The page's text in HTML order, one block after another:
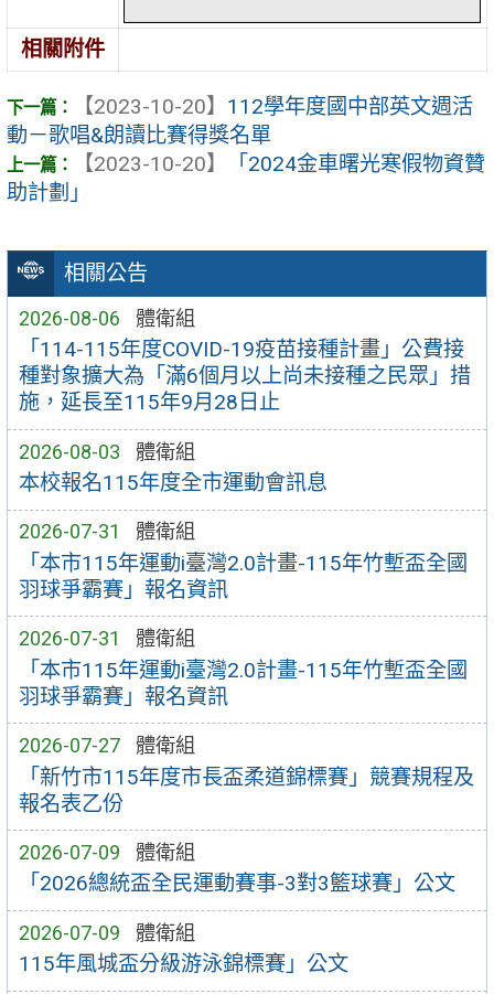
相關公告
2026-08-06 體衛組
「114-115年度COVID-19疫苗接種計畫」公費接
種對象擴大為「滿6個月以上尚未接種之民眾」措
施，延長至115年9月28日止
2026-08-03 體衛組
本校報名115年度全市運動會訊息
2026-07-31 體衛組
「本市115年運動i臺灣2.0計畫-115年竹塹盃全國
羽球爭霸賽」報名資訊
2026-07-31 體衛組
「本市115年運動i臺灣2.0計畫-115年竹塹盃全國
羽球爭霸賽」報名資訊
2026-07-27 體衛組
「新竹市115年度市長盃柔道錦標賽」競賽規程及
報名表乙份
2026-07-09 體衛組
「2026總統盃全民運動賽事-3對3籃球賽」公文
2026-07-09 體衛組
115年風城盃分級游泳錦標賽」公文
相關附件
【2023-10-20】 112學年度國中部英文週活
動－歌唱&朗讀比賽得獎名單
【2023-10-20】
「2024金車曙光寒假物資贊
助計劃」